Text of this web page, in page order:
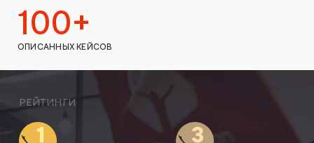
100+
ОПИСАННЫХ КЕЙСОВ
РЕЙТИНГИ